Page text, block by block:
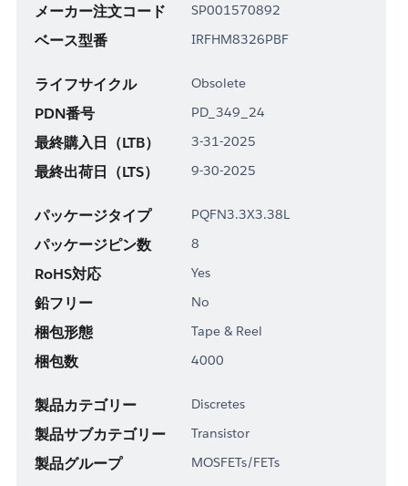
メーカー注文コード SP001570892
ベース型番 IRFHM8326PBF
ライフサイクル Obsolete
PDN番号 PD_349_24
最終購入日（LTB） 3-31-2025
最終出荷日（LTS） 9-30-2025
パッケージタイプ PQFN3.3X3.38L
パッケージピン数 8
RoHS対応 Yes
鉛フリー No
梱包形態 Tape & Reel
梱包数 4000
製品カテゴリー Discretes
製品サブカテゴリー Transistor
製品グループ MOSFETs/FETs